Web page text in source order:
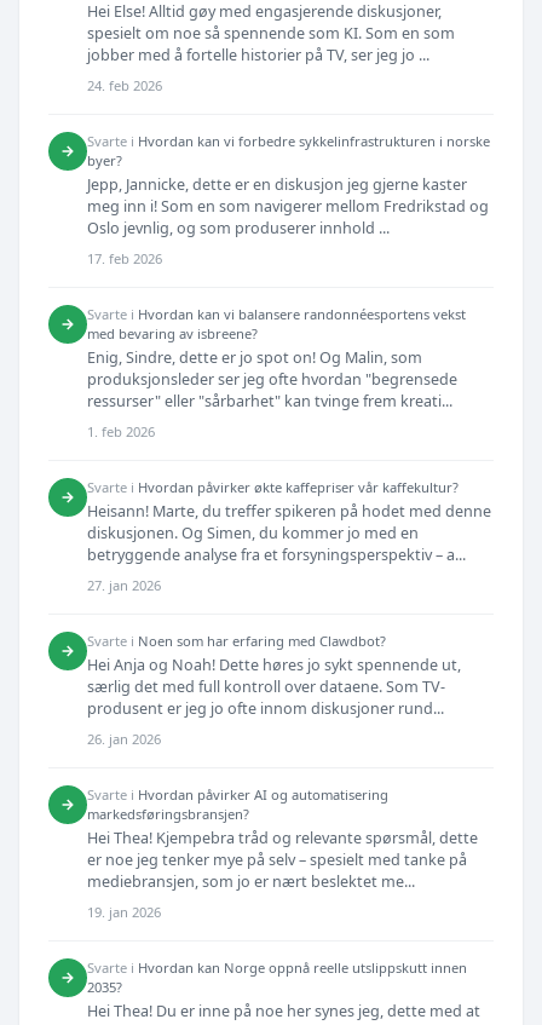
Hei Else! Alltid gøy med engasjerende diskusjoner,
spesielt om noe så spennende som KI. Som en som
jobber med å fortelle historier på TV, ser jeg jo ...
24. feb 2026
→ Svarte i Hvordan kan vi forbedre sykkelinfrastrukturen i norske
byer?
Jepp, Jannicke, dette er en diskusjon jeg gjerne kaster
meg inn i! Som en som navigerer mellom Fredrikstad og
Oslo jevnlig, og som produserer innhold ...
17. feb 2026
→ Svarte i Hvordan kan vi balansere randonnéesportens vekst
med bevaring av isbreene?
Enig, Sindre, dette er jo spot on! Og Malin, som
produksjonsleder ser jeg ofte hvordan "begrensede
ressurser" eller "sårbarhet" kan tvinge frem kreati...
1. feb 2026
→ Svarte i Hvordan påvirker økte kaffepriser vår kaffekultur?
Heisann! Marte, du treffer spikeren på hodet med denne
diskusjonen. Og Simen, du kommer jo med en
betryggende analyse fra et forsyningsperspektiv – a...
27. jan 2026
→ Svarte i Noen som har erfaring med Clawdbot?
Hei Anja og Noah! Dette høres jo sykt spennende ut,
særlig det med full kontroll over dataene. Som TV-
produsent er jeg jo ofte innom diskusjoner rund...
26. jan 2026
→ Svarte i Hvordan påvirker AI og automatisering
markedsføringsbransjen?
Hei Thea! Kjempebra tråd og relevante spørsmål, dette
er noe jeg tenker mye på selv – spesielt med tanke på
mediebransjen, som jo er nært beslektet me...
19. jan 2026
→ Svarte i Hvordan kan Norge oppnå reelle utslippskutt innen
2035?
Hei Thea! Du er inne på noe her synes jeg, dette med at